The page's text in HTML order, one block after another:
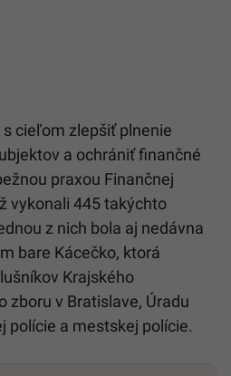
cieľom zlepšiť plnenie
a ochrániť finančné
praxou Finančnej
vykonali 445 takýchto
z nich bola aj nedávna
bare Kácečko, ktorá
Krajského
zboru v Bratislave, Úradu
polície a mestskej polície.